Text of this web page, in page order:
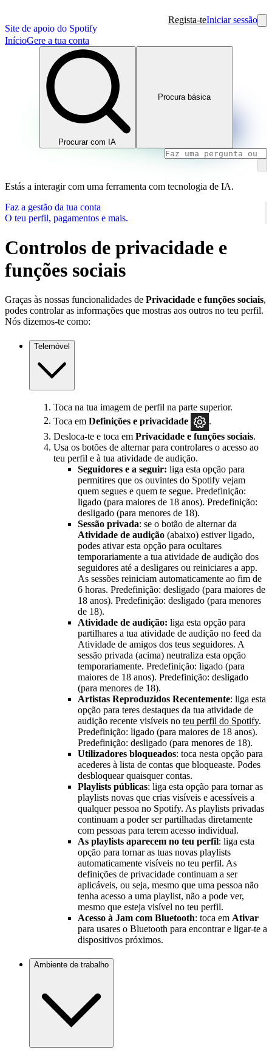
Site de apoio do Spotify
Regista-teIniciar sessão
InícioGere a tua conta
Procurar com IA
Procura básica
Estás a interagir com uma ferramenta com tecnologia de IA.
Faz a gestão da tua conta
O teu perfil, pagamentos e mais.
Controlos de privacidade e
funções sociais
Graças às nossas funcionalidades de Privacidade e funções sociais,
podes controlar as informações que mostras aos outros no teu perfil.
Nós dizemos-te como:
Telemóvel
Toca na tua imagem de perfil na parte superior.
Toca em Definições e privacidade
.
Desloca-te e toca em Privacidade e funções sociais.
Usa os botões de alternar para controlares o acesso ao
teu perfil e à tua atividade de audição.
Seguidores e a seguir: liga esta opção para
permitires que os ouvintes do Spotify vejam
quem segues e quem te segue. Predefinição:
ligado (para maiores de 18 anos). Predefinição:
desligado (para menores de 18).
Sessão privada: se o botão de alternar da
Atividade de audição (abaixo) estiver ligado,
podes ativar esta opção para ocultares
temporariamente a tua atividade de audição dos
seguidores até a desligares ou reiniciares a app.
As sessões reiniciam automaticamente ao fim de
6 horas. Predefinição: desligado (para maiores de
18 anos). Predefinição: desligado (para menores
de 18).
Atividade de audição: liga esta opção para
partilhares a tua atividade de audição no feed da
Atividade de amigos dos teus seguidores. A
sessão privada (acima) neutraliza esta opção
temporariamente. Predefinição: ligado (para
maiores de 18 anos). Predefinição: desligado
(para menores de 18).
Artistas Reproduzidos Recentemente: liga esta
opção para teres destaques da tua atividade de
audição recente visíveis no teu perfil do Spotify.
Predefinição: ligado (para maiores de 18 anos).
Predefinição: desligado (para menores de 18).
Utilizadores bloqueados: toca nesta opção para
acederes à lista de contas que bloqueaste. Podes
desbloquear quaisquer contas.
Playlists públicas: liga esta opção para tornar as
playlists novas que crias visíveis e acessíveis a
qualquer pessoa no Spotify. As playlists privadas
continuam a poder ser partilhadas diretamente
com pessoas para terem acesso individual.
As playlists aparecem no teu perfil: liga esta
opção para tornar as tuas novas playlists
automaticamente visíveis no teu perfil. As
definições de privacidade continuam a ser
aplicáveis, ou seja, mesmo que uma pessoa não
tenha acesso a uma playlist, não a pode ver,
mesmo que esteja visível no teu perfil.
Acesso à Jam com Bluetooth: toca em Ativar
para usares o Bluetooth para encontrar e ligar-te a
dispositivos próximos.
Ambiente de trabalho